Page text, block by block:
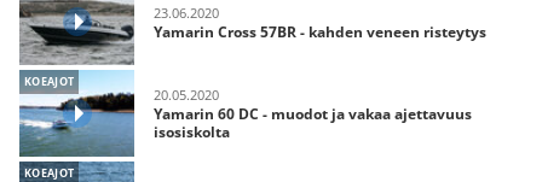
23.06.2020
Yamarin Cross 57BR - kahden veneen risteytys
KOEAJOT
20.05.2020
Yamarin 60 DC - muodot ja vakaa ajettavuus
isosiskolta
KOEAJOT